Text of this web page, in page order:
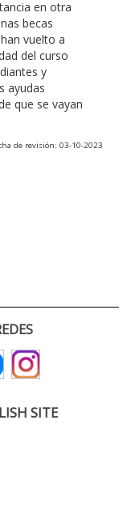
en otra
becas
vuelto a
del curso
y
ayudas
que se vayan
de revisión: 03-10-2023
SITE